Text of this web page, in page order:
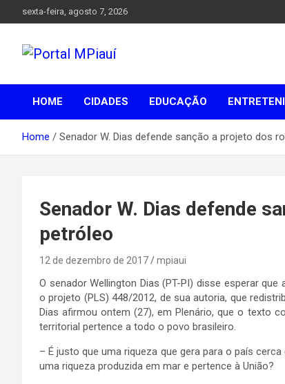
to
sexta-feira, agosto 7, 2026
Portal MPiauí
Parnaíba
HOME
CIDADES EDUCAÇÃO
Home Senador W. Dias defende sanção a projeto dos
Senador W. Dias defende
petróleo
12 de dezembro de 2017 mpiaui
O senador Wellington Dias (PT-PI) disse esperar
o projeto (PLS) 448/2012, de sua autoria, que
Dias afirmou ontem (27), em Plenário, que o texto
territorial pertence a todo o povo brasileiro.
– É justo que uma riqueza que gera para o país
uma riqueza produzida em mar e pertence à União?